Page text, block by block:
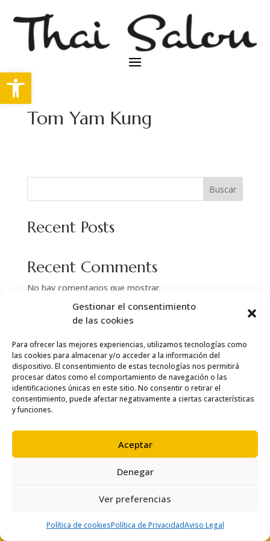
Abrir barra de herramientas
Gestionar el consentimiento
de las cookies
Para ofrecer las mejores experiencias, utilizamos tecnologías como
las cookies para almacenar y/o acceder a la información del
dispositivo. El consentimiento de estas tecnologías nos permitirá
procesar datos como el comportamiento de navegación o las
identificaciones únicas en este sitio. No consentir o retirar el
consentimiento, puede afectar negativamente a ciertas características
y funciones.
Aceptar
Denegar
Ver preferencias
Política de cookiesPolítica de PrivacidadAviso Legal
Tom Yam Kung
Buscar
Recent Posts
Recent Comments
No hay comentarios que mostrar.
© Copyright 2024 Thai Salou